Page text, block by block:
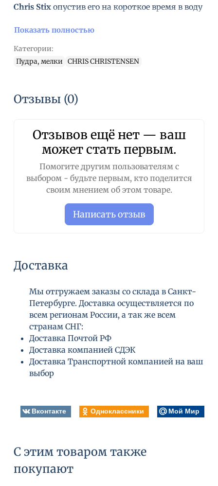
Chris Stix опустив его на короткое время в воду
тампона, кисточки или кончиков пальцев.
помощью губки или прочесывая (лучше всего
зубной щеткой) создайте желаемый цветовой
мелку высохнуть и храните его в пластиковом
Не допускайте попадания в глаза!
Показать полностью
Категории:
Пудра, мелки
CHRIS CHRISTENSEN
Отзывы (0)
Отзывов ещё нет — ваш
может стать первым.
Помогите другим пользователям с
выбором - будьте первым, кто поделится
своим мнением об этом товаре.
Написать отзыв
Доставка
Мы отгружаем заказы со склада в Санкт-
Петербурге. Доставка осуществляется по
всем регионам России, а так же всем
странам СНГ:
Доставка Почтой РФ
Доставка компанией СДЭК
Доставка Транспортной компанией на ваш
выбор
Вконтакте Одноклассники Мой Мир
С этим товаром также
покупают